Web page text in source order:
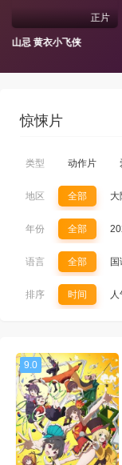
正片
山忌 黄衣小飞侠
惊悚片
类型 动作片
地区 全部 大
年份 全部
语言 全部
排序 时间
9.0